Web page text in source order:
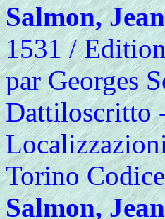
Salmon, Jean
1531 /
par Georges
Dattiloscritto
Torino
Salmon, Jean